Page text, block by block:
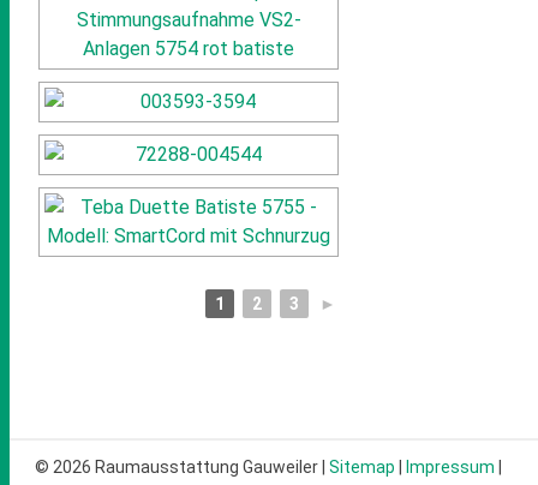
1 2 3 ►
© 2026 Raumausstattung Gauweiler | Sitemap Impressum